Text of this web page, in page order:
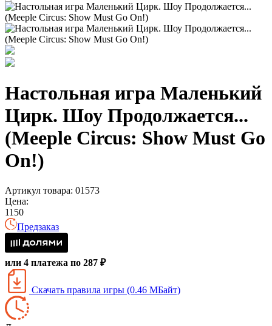
Настольная игра Маленький
Цирк. Шоу Продолжается...
(Meeple Circus: Show Must Go
On!)
Артикул товара: 01573
Цена:
1150
Предзаказ
или 4 платежа по 287 ₽
Скачать правила игры (0.46 МБайт)